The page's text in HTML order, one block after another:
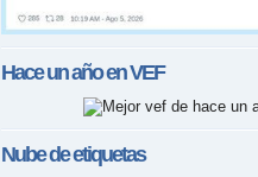
Hace un año enVEF
Nube de etiquetas